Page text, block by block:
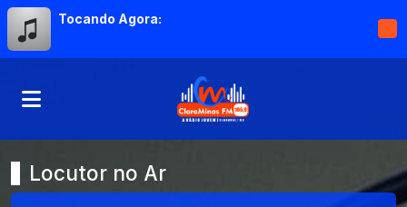
Tocando Agora:
Locutor no Ar